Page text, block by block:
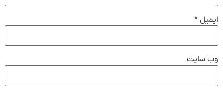
ایمیل *
وب‌ سایت